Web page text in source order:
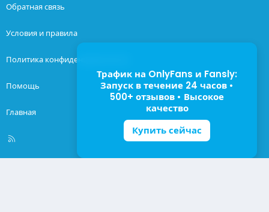
Обратная связь
Условия и правила
Политика конфиденциальности
Помощь
Главная
R
S
Трафик на OnlyFans и Fansly:
Запуск в течение 24 часов •
500+ отзывов • Высокое
качество
Купить сейчас